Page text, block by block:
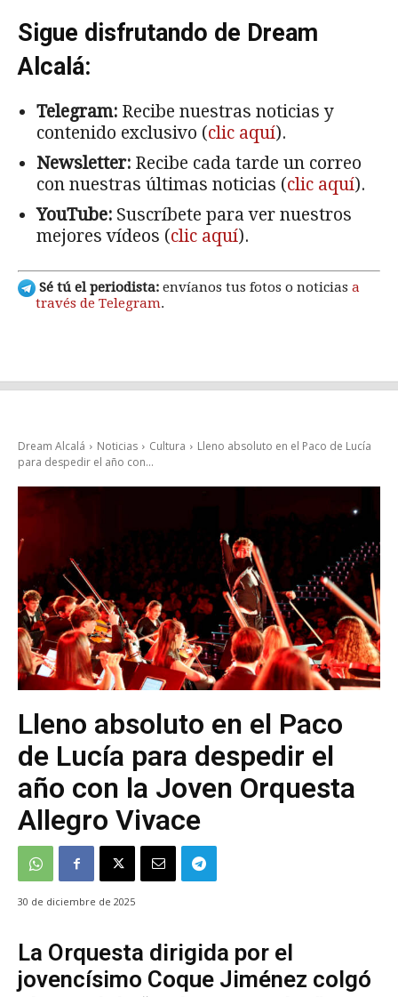
Sigue disfrutando de Dream
Alcalá:
Telegram: Recibe nuestras noticias y
contenido exclusivo (clic aquí).
Newsletter: Recibe cada tarde un correo
con nuestras últimas noticias (clic aquí).
YouTube: Suscríbete para ver nuestros
mejores vídeos (clic aquí).
Sé tú el periodista: envíanos tus fotos o noticias a
través de Telegram.